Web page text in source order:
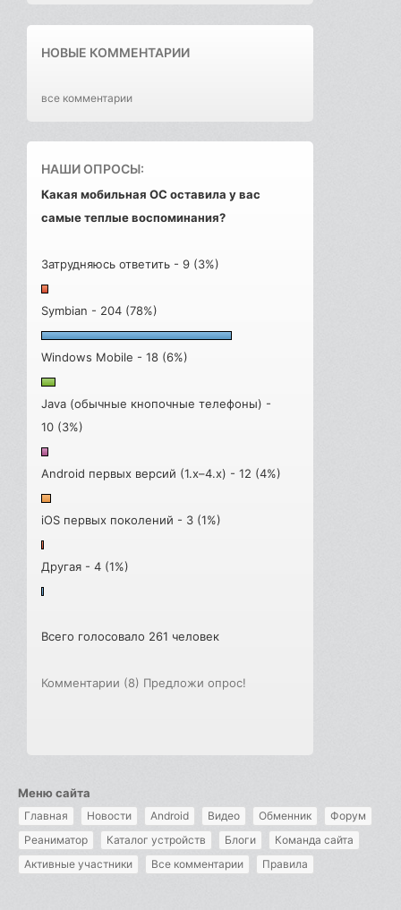
НОВЫЕ КОММЕНТАРИИ
все комментарии
НАШИ ОПРОСЫ:
Какая мобильная ОС оставила у вас
самые теплые воспоминания?
Затрудняюсь ответить - 9 (3%)
Symbian - 204 (78%)
Windows Mobile - 18 (6%)
Java (обычные кнопочные телефоны) -
10 (3%)
Android первых версий (1.x–4.x) - 12 (4%)
iOS первых поколений - 3 (1%)
Другая - 4 (1%)
Всего голосовало 261 человек
Комментарии (8) Предложи опрос!
Меню сайта
Главная Новости Android Видео Обменник
Форум
Реаниматор
Каталог устройств Блоги
Команда сайта
Активные участники
Все комментарии Правила